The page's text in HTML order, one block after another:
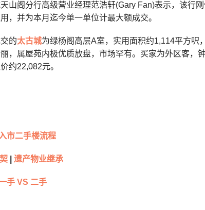
山阁分行高级营业经理范浩轩(Gary Fan)表示，该行
，并为本月迄今单一单位计最大额成交。
的太古城为绿杨阁高层A室，实用面积约1,114平方呎
，属屋苑内极优质放盘，市场罕有。买家为外区客，
约22,082元。
入市二手楼流程
遗产物业继承
手 VS 二手